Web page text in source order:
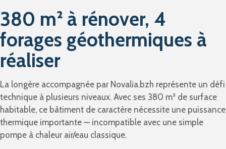
380 m² à rénover, 4
forages géothermiques à
réaliser
La longère accompagnée par Novalia.bzh représente un défi
technique à plusieurs niveaux. Avec ses 380 m² de surface
habitable, ce bâtiment de caractère nécessite une puissance
thermique importante — incompatible avec une simple
pompe à chaleur air/eau classique.